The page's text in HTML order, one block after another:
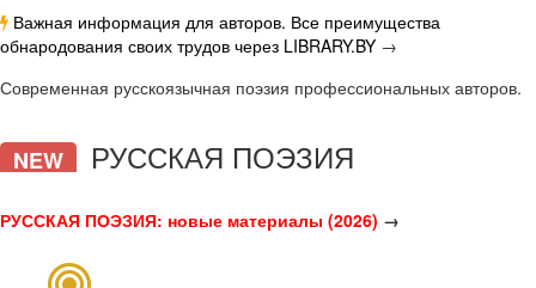
Важная информация для авторов. Все преимущества
обнародования своих трудов через LIBRARY.BY →
Современная русскоязычная поэзия профессиональных авторов.
NEW РУССКАЯ ПОЭЗИЯ
РУССКАЯ ПОЭЗИЯ: новые материалы (2026) →